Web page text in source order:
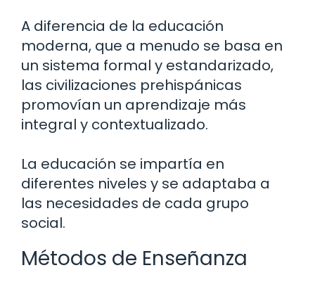
A diferencia de la educación
moderna, que a menudo se basa en
un sistema formal y estandarizado,
las civilizaciones prehispánicas
promovían un aprendizaje más
integral y contextualizado.
La educación se impartía en
diferentes niveles y se adaptaba a
las necesidades de cada grupo
social.
Métodos de Enseñanza